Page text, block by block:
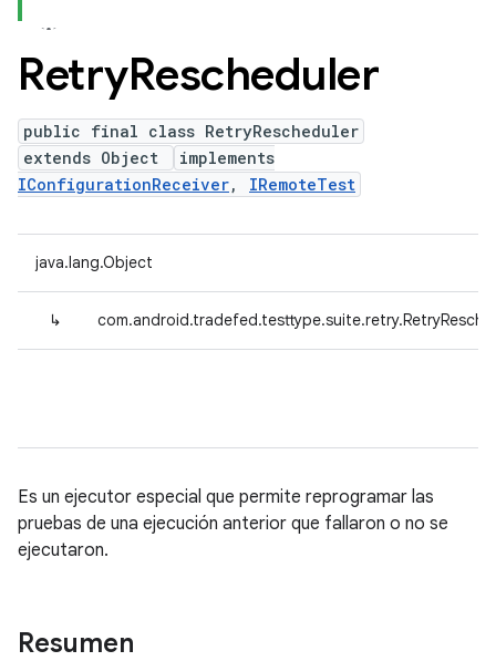
RetryRescheduler
public final class RetryRescheduler
extends Object
implements
IConfigurationReceiver, IRemoteTest
java.lang.Object
↳
Es un ejecutor especial que permite reprogramar las
pruebas de una ejecución anterior que fallaron o no se
ejecutaron.
Resumen